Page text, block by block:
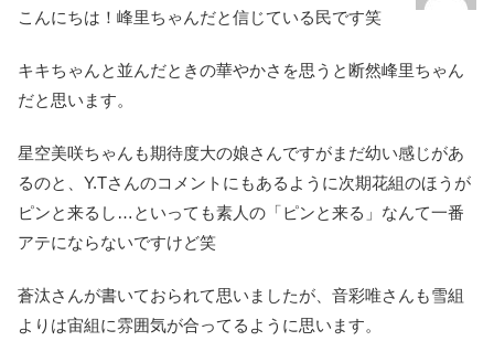
こんにちは！峰里ちゃんだと信じている民です笑
キキちゃんと並んだときの華やかさを思うと断然峰里ちゃん
だと思います。
星空美咲ちゃんも期待度大の娘さんですがまだ幼い感じがあ
るのと、Y.Tさんのコメントにもあるように次期花組のほうが
ピンと来るし…といっても素人の「ピンと来る」なんて一番
アテにならないですけど笑
蒼汰さんが書いておられて思いましたが、音彩唯さんも雪組
よりは宙組に雰囲気が合ってるように思います。